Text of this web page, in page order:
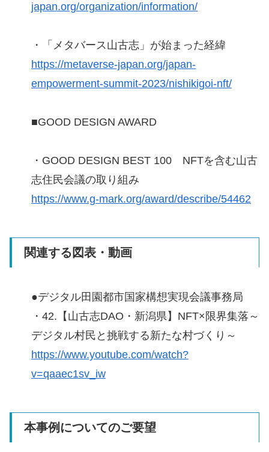
japan.org/organization/information/
・「メタバース山古志」が始まった経緯
https://metaverse-japan.org/japan-
empowerment-summit-2023/nishikigoi-nft/
■GOOD DESIGN AWARD
・GOOD DESIGN BEST 100 NFTを含む山古
志住民会議の取り組み
https://www.g-mark.org/award/describe/54462
関連する図表・動画
●デジタル田園都市国家構想実現会議事務局
・42.【山古志DAO・新潟県】NFT×限界集落～
デジタル村民と挑戦する新たな村づくり～
https://www.youtube.com/watch?
v=qaaec1sv_iw
本事例についてのご要望